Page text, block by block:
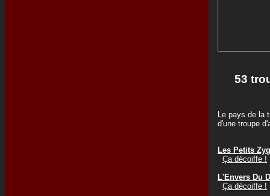
53
Le pays de la
d'une troupe
Les Petits
Ça décoiffe !
L'Envers Du
Ça décoiffe !